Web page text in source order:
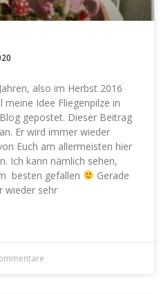
also im Herbst 2016
Idee Fliegenpilze in
gepostet. Dieser Beitrag
Er wird immer wieder
Euch am allermeisten hier
Ich kann nämlich sehen,
besten gefallen
Gerade
wieder sehr